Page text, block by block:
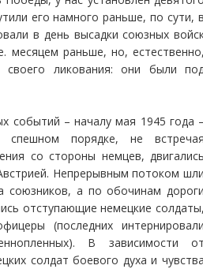
его намного раньше, по сути,
в день высадки союзных
месяцем раньше, но,
своего ликования: они были
событий – началу мая 1945 года
спешном порядке, не
со стороны немцев,
Непрерывным потоком
союзников, а по обочинам
отступающие немецкие
(последних
В зависимости
солдат боевого духа и